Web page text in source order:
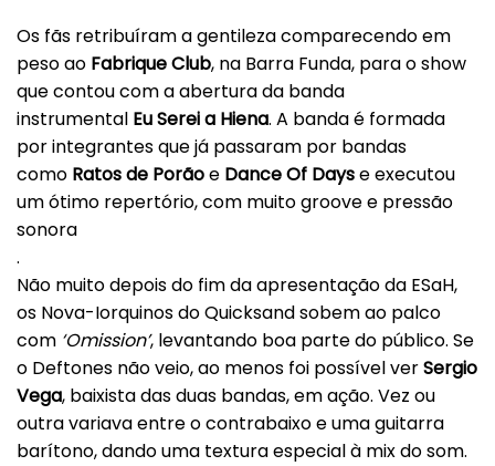
Os fãs retribuíram a gentileza comparecendo em
peso ao Fabrique Club, na Barra Funda, para o show
que contou com a abertura da banda
instrumental Eu Serei a Hiena. A banda é formada
por integrantes que já passaram por bandas
como Ratos de Porãoe Dance Of Dayse executou
um ótimo repertório, com muito groove e pressão
sonora
.
Não muito depois do fim da apresentação da ESaH,
os Nova-Iorquinos do Quicksand sobem ao palco
com ‘Omission’, levantando boa parte do público. Se
o Deftones não veio, ao menos foi possível verSergio
Vega, baixista das duas bandas, em ação. Vez ou
outra variava entre o contrabaixo e uma guitarra
barítono, dando uma textura especial à mix do som.